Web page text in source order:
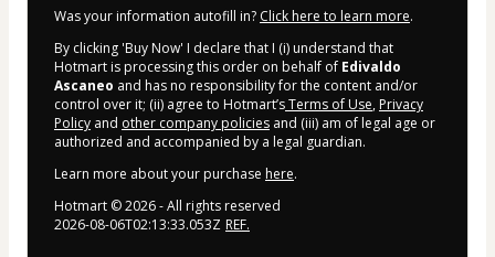
Was your information autofill in? Click here to learn more.
By clicking 'Buy Now' I declare that I (i) understand that
Hotmart is processing this order on behalf of Edivaldo
Ascaneo and has no responsibility for the content and/or
control over it; (ii) agree to Hotmart’sTerms of Use, Privacy
Policy and other company policies and (iii) am of legal age or
authorized and accompanied by a legal guardian.
Learn more about your purchase here.
Hotmart ©2026- All rights reserved
2026-08-06T02:13:33.053Z REF.